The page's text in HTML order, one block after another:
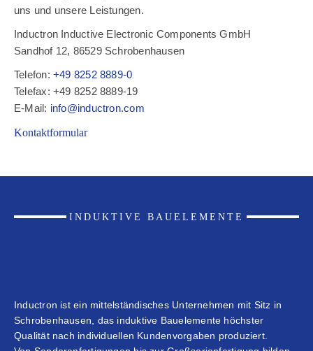
uns und unsere Leistungen.
Inductron Inductive Electronic Components GmbH
Sandhof 12, 86529 Schrobenhausen
Telefon:+49 8252 8889-0
Telefax: +49 8252 8889-19
E-Mail: info@inductron.com
Kontaktformular
INDUKTIVE BAUELEMENTE
Inductron ist ein mittelständisches Unternehmen mit Sitz in
Schrobenhausen, das induktive Bauelemente höchster
Qualität nach individuellen Kundenvorgaben produziert.